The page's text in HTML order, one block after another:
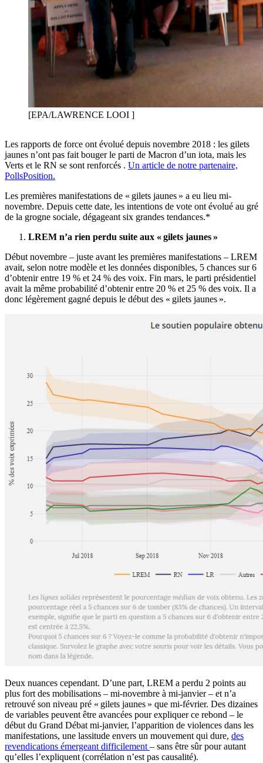
[EPA/LAWRENCE LOOI ]
Les rapports de force ont évolué depuis novembre 2018 : les gilets
jaunes n’ont pas fait bouger le parti de Macron d’un iota, mais les
Verts et le RN se sont renforcés . Un article de notre partenaire,
PollsPosition.
Les premières manifestations de « gilets jaunes » a eu lieu mi-
novembre. Depuis cette date, les intentions de vote ont évolué au gré
de la grogne sociale, dégageant six grandes tendances.*
LREM n’a rien perdu suite aux « gilets jaunes »
Début novembre – juste avant les premières manifestations – LREM
avait, selon notre modèle et les données disponibles, 5 chances sur 6
d’obtenir entre 19 % et 24 % des voix. Fin mars, le parti présidentiel
avait la même probabilité d’obtenir entre 20 % et 25 % des voix. Il a
donc légèrement gagné depuis le début des « gilets jaunes ».
Deux nuances cependant. D’une part, LREM a perdu 2 points au
plus fort des mobilisations – mi-novembre à mi-janvier – et n’a
retrouvé son niveau pré « gilets jaunes » que mi-février. Des dizaines
de variables peuvent être avancées pour expliquer ce rebond – le
début du Grand Débat mi-janvier, l’apparition de violences dans les
manifestations, une lassitude envers un mouvement qui dure, des
revendications émergeant difficilement – sans être sûr pour autant
qu’elles l’expliquent (corrélation n’est pas causalité).